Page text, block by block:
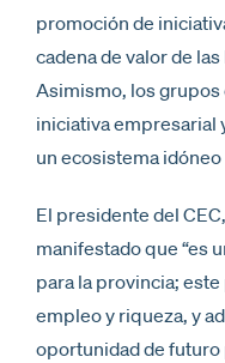
promoción de
cadena de valor de
Asimismo, los
iniciativa empresarial
un ecosistema
El presidente del
manifestado que “es
para la provincia;
empleo y riqueza, y
oportunidad de futuro